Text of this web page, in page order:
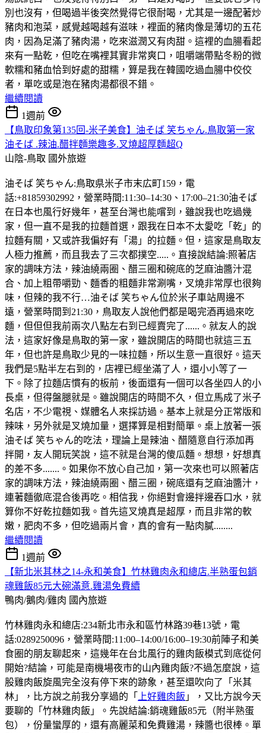
別也沒有，但喝過半後突然覺得它很耐喝，尤其是一邊配著炒
豬肉和泡菜，感覺越喝越有滋味，裡面的豬肉像是薄切的五花
肉，因為足滿了豬肉湯，吃來滋潤又有肉甜。這裡的血腸看起
來有一點乾，但吃在嘴裡其實非常爽口，咀嚼端帶點冬粉的微
軟糯和豬血恰到好處的甜糯，算是我在韓國吃過血腸中佼佼
者，單吃或是泡在豬肉湯都很不錯。
繼續閱讀
1週前
【鳥取印象第135回-米子美食】油そば 笑ちゃん.鳥取第一家
油そば .辣油.醋拌麵樂趣多.叉燒超厚麵超Q
山陰-鳥取 國外旅遊
油そば 笑ちゃん:鳥取県米子市末広町159，電
話:+81859302992，營業時間:11:30–14:30、17:00–21:30油そば
在日本也風行好幾年，甚至台灣也能嚐到，雖說我也吃過幾
家，但一直不是我的拉麵首選，跟我在日本不太愛吃「乾」的
拉麵有關，又或許我偏好有「湯」的拉麵。但，這家是鳥取友
人極力推薦，而且我去了三次都撲空.....。直接說結論:照著店
家的調味方法，辣油繞兩圈、醋三圈和碗底的芝麻油醬汁混
合、加上粗帶嚼勁、麵香的粗麵非常涮嘴，叉燒非常厚也很夠
味，但辣的我不行…油そば 笑ちゃん位於米子車站周邊不
遠，營業時間到21:30，鳥取友人說他們都是喝完酒再過來吃
麵，但但但我前兩次八點左右到已經賣完了......。就友人的說
法，這家好像是鳥取的第一家，雖說開店的時間也就這三五
年，但也許是鳥取少見的一味拉麵，所以生意一直很好。這天
我們是5點半左右到的，店裡已經坐滿了人，還小小等了一
下。除了拉麵店慣有的板前，後面還有一個可以各坐四人的小
長桌，但得盤腿就是。雖說開店的時間不久，但立馬成了米子
名店，不少電視、媒體名人來採訪過。基本上就是分正常版和
辣味，另外就是叉燒加量，選擇算是相對簡單。桌上放著一張
油そば 笑ちゃん的吃法，理論上是辣油、醋隨意自行添加再
拌開，友人開玩笑說，這不就是台灣的傻瓜麵。想想，好想真
的差不多.......。如果你不放心自己加，第一次來也可以照著店
家的調味方法，辣油繞兩圈、醋三圈，碗底還有芝麻油醬汁，
連著麵徹底混合後再吃。相信我，你絕對會邊拌邊吞口水，就
算你不好乾拉麵如我。首先這叉燒真是超厚，而且非常的軟
嫩，肥肉不多，但吃過兩片會，真的會有一點肉膩........
繼續閱讀
1週前
【新北米其林之14-永和美食】竹林雞肉永和總店.半熟蛋包銷
魂雞飯85元大碗滿意.雞湯免費續
鴨肉/鵝肉/雞肉 國內旅遊
竹林雞肉永和總店:234新北市永和區竹林路39巷13號，電
話:0289250096，營業時間:11:00–14:00/16:00–19:30前陣子和美
食圈的朋友聊起來，這幾年在台北風行的雞肉飯模式到底從何
開始?結論，可能是南機場夜市的山內雞肉飯?不過怎麼說，這
股雞肉飯旋風完全沒有停下來的跡象，甚至還吹向了「米其
林」，比方說之前我分享過的「
上好雞肉飯 」，又比方說今天
要聊的「竹林雞肉飯」。先說結論:銷魂雞飯85元（附半熟蛋
包），份量蠻厚的，還有高麗菜和免費雞湯，辣醬也很棒。單